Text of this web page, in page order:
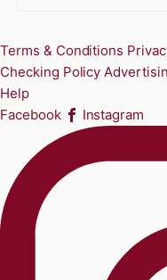
Terms & Conditions
Checking Policy
Help
Facebook
Instagram